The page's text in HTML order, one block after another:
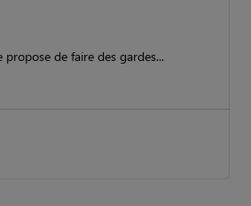
de faire des gardes...